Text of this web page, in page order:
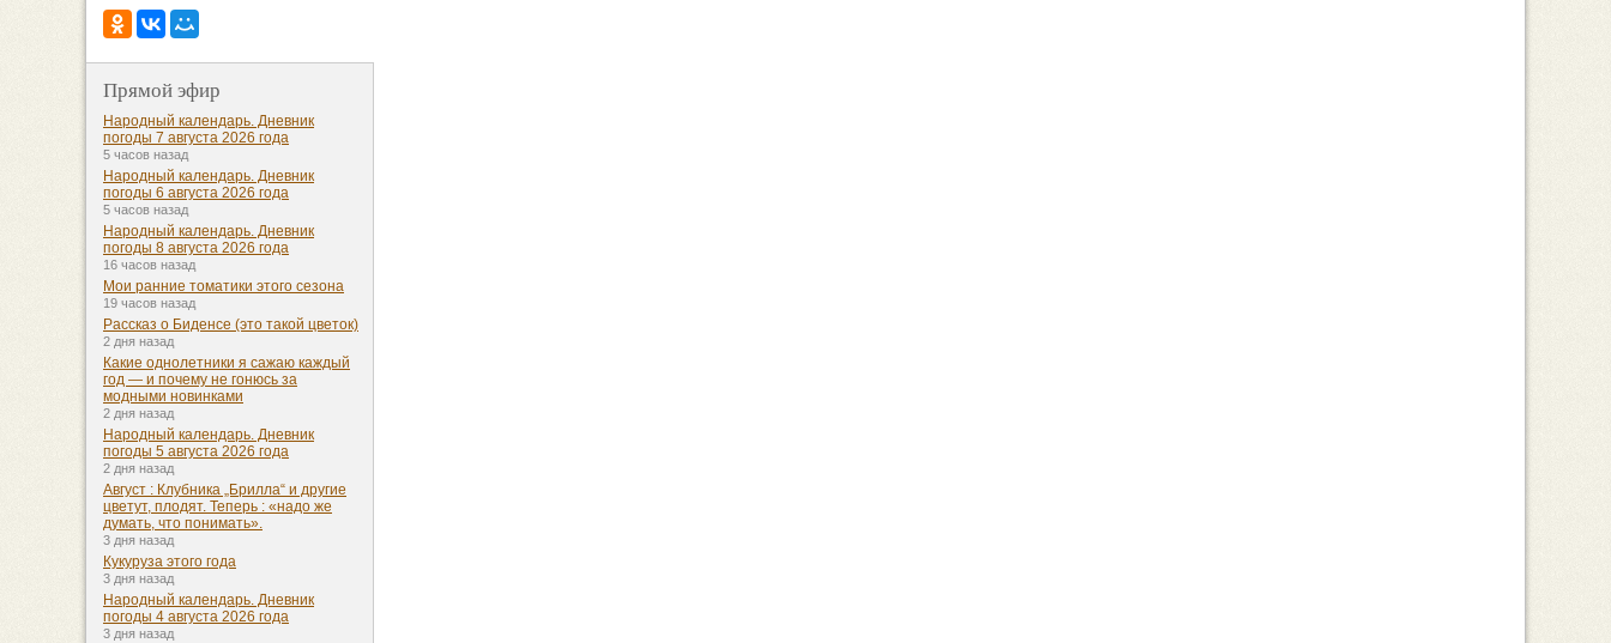
Прямой эфир
Народный календарь. Дневник
погоды 7 августа 2026 года
5 часов назад
Народный календарь. Дневник
погоды 6 августа 2026 года
5 часов назад
Народный календарь. Дневник
погоды 8 августа 2026 года
16 часов назад
Мои ранние томатики этого сезона
19 часов назад
Рассказ о Биденсе (это такой цветок)
2 дня назад
Какие однолетники я сажаю каждый
год — и почему не гонюсь за
модными новинками
2 дня назад
Народный календарь. Дневник
погоды 5 августа 2026 года
2 дня назад
Август : Клубника „Брилла“ и другие
цветут, плодят. Теперь : «надо же
думать, что понимать».
3 дня назад
Кукуруза этого года
3 дня назад
Народный календарь. Дневник
погоды 4 августа 2026 года
3 дня назад